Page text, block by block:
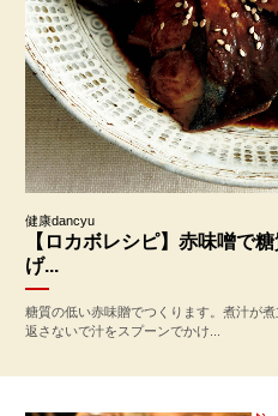
健康dancyu
【ロカボレシピ】赤味噌で
げ...
糖質の低い赤味贈でつくります。煮汁が
返さないで汁をスプーンでかけ...